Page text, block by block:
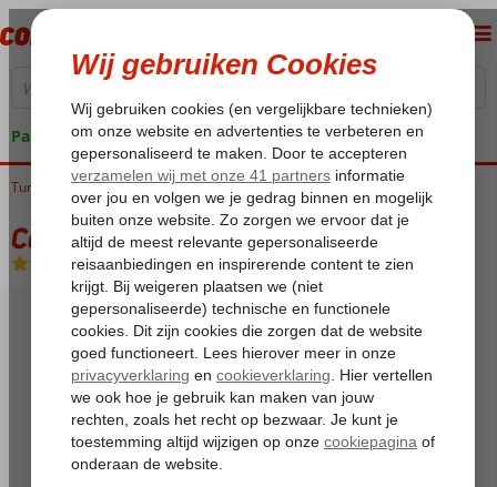
Pakketgarantie
Home
Tunesië Golf van Hammamet Mahdia Caribbean World Mahdia
Caribbean World Mahdia
All Inclusive- Hotel